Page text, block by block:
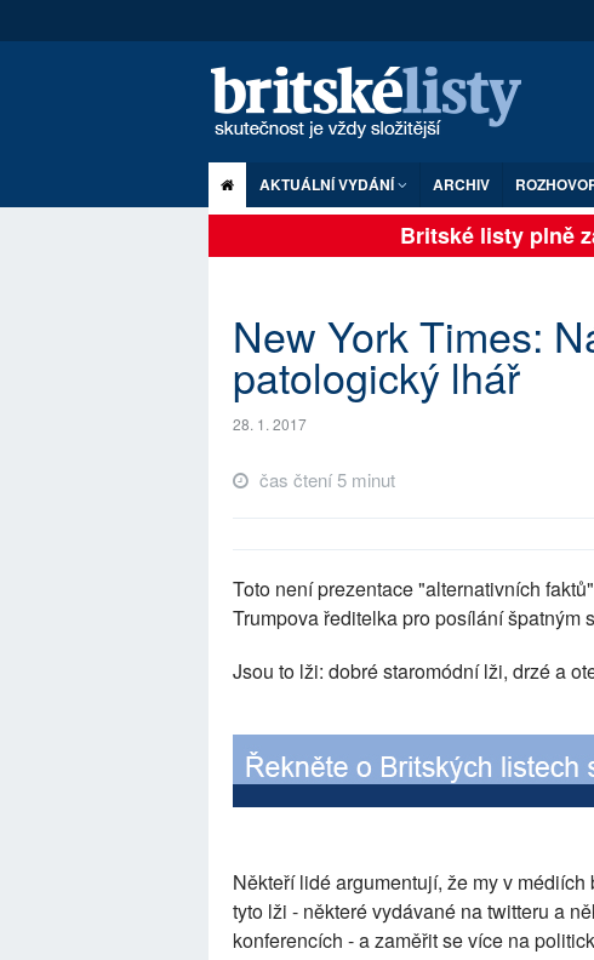
AKTUÁLNÍ VYDÁNÍ ARCHIV
Britské listy plně
New York Times:
patologický lhář
28. 1. 2017
čas čtení 5 minut
Toto není prezentace "alternativních
Trumpova ředitelka pro posílání špatným
Jsou to lži: dobré staromódní lži, drzé a
Někteří lidé argumentují, že my v
tyto lži - některé vydávané na twitteru a
konferencích - a zaměřit se více na